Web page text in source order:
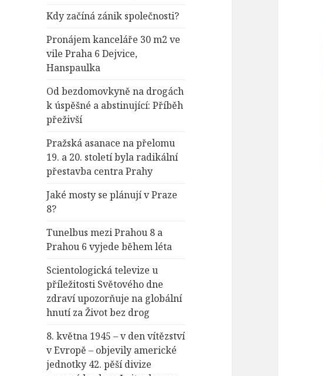
Kdy začíná zánik společnosti?
Pronájem kanceláře 30 m2 ve
vile Praha 6 Dejvice,
Hanspaulka
Od bezdomovkyně na drogách
k úspěšné a abstinující: Příběh
přeživší
Pražská asanace na přelomu
19. a 20. století byla radikální
přestavba centra Prahy
Jaké mosty se plánují v Praze
8?
Tunelbus mezi Prahou 8 a
Prahou 6 vyjede během léta
Scientologická televize u
příležitosti Světového dne
zdraví upozorňuje na globální
hnutí za Život bez drog
8. května 1945 – v den vítězství
v Evropě – objevily americké
jednotky 42. pěší divize